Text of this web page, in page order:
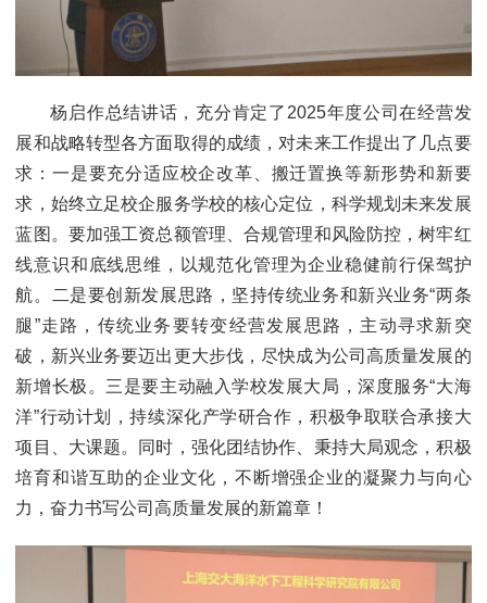
杨启作总结讲话，充分肯定了2025年度公司在经营发
展和战略转型各方面取得的成绩，对未来工作提出了几点要
求：一是要充分适应校企改革、搬迁置换等新形势和新要
求，始终立足校企服务学校的核心定位，科学规划未来发展
蓝图。要加强工资总额管理、合规管理和风险防控，树牢红
线意识和底线思维，以规范化管理为企业稳健前行保驾护
航。二是要创新发展思路，坚持传统业务和新兴业务“两条
腿”走路，传统业务要转变经营发展思路，主动寻求新突
破，新兴业务要迈出更大步伐，尽快成为公司高质量发展的
新增长极。三是要主动融入学校发展大局，深度服务“大海
洋”行动计划，持续深化产学研合作，积极争取联合承接大
项目、大课题。同时，强化团结协作、秉持大局观念，积极
培育和谐互助的企业文化，不断增强企业的凝聚力与向心
力，奋力书写公司高质量发展的新篇章！